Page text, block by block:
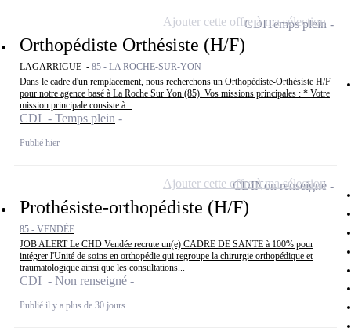
Orthopédiste Orthésiste (H/F)
LAGARRIGUE - 85 - LA ROCHE-SUR-YON
Dans le cadre d'un remplacement, nous recherchons un Orthopédiste-Orthésiste H/F
pour notre agence basé à La Roche Sur Yon (85). Vos missions principales : * Votre
mission principale consiste à...
CDI - Temps plein
Publié hier
CDITemps plein
Ajouter cette offre à ma sélection
Prothésiste-orthopédiste (H/F)
85 - VENDÉE
JOB ALERT Le CHD Vendée recrute un(e) CADRE DE SANTE à 100% pour
intégrer l'Unité de soins en orthopédie qui regroupe la chirurgie orthopédique et
traumatologique ainsi que les consultations...
CDI - Non renseigné
Publié il y a plus de 30 jours
CDINon renseigné
Ajouter cette offre à ma sélection